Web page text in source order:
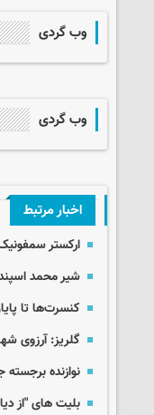
وب گردی
وب گردی
اخبار مرتبط
ارکستر
شیر محمد
کنسرت‌ها تا
گلریز: آرزوی
نوازنده
بلیت های "از